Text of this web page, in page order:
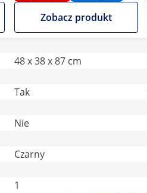
mm
Zobacz produkt
48 x 38 x 87 cm
Tak
Nie
Czarny
1